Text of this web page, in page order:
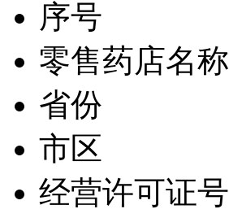
序号
零售药店名称
省份
市区
经营许可证号